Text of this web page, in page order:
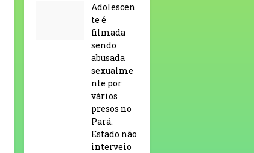
Adolescen
te é
filmada
sendo
abusada
sexualme
nte por
vários
presos no
Pará.
Estado não
interveio